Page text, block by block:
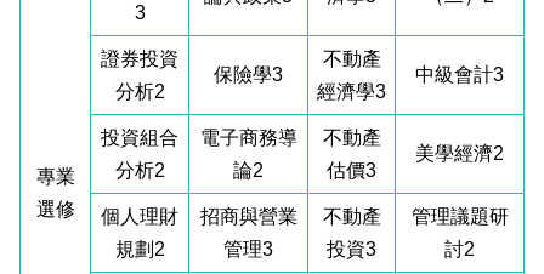
專業
選修
3
證券投資
分析2
保險學3
不動產
經濟學3
中級會計3
投資組合
分析2
電子商務導
論2
不動產
估價3
美學經濟2
個人理財
規劃2
招商與營業
管理3
不動產
投資3
管理議題研
討2